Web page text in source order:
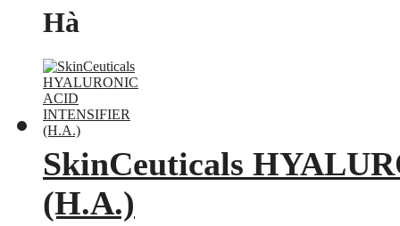
Hà
SkinCeuticals
(H.A.)